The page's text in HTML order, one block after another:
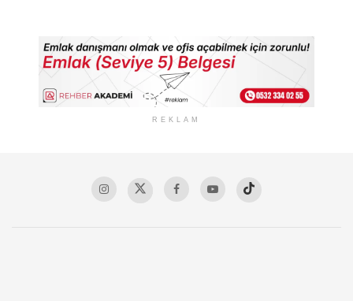
REKLAM